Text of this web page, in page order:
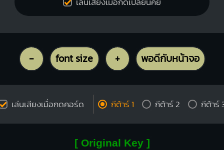
- font size + พอดีกับหน้าจอ
เล่นเสียงเมื่อกดคอร์ด กีต้าร์ 1 กีต้าร์ 2 กีต้าร์
[ Original Key ]